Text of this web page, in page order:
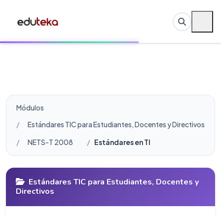
Módulos
Estándares TIC para Estudiantes, Docentes y Directivos
NETS-T 2008
Estándares en TIC para Docentes
Estándares TIC para Estudiantes, Docentes y
Directivos